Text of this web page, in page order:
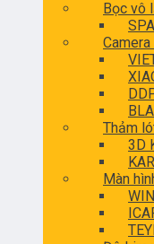
Bọc vô
Camera
Thảm
3D
Màn